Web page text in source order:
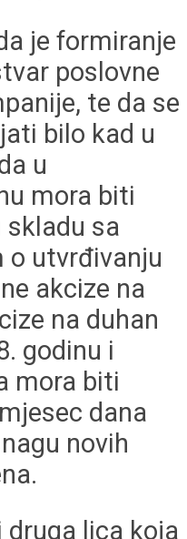
je formiranje
poslovne
te da se
bilo kad u
u
mora biti
skladu sa
o utvrđivanju
akcize na
na duhan
godinu i
mora biti
dana
novih
druga lica koja